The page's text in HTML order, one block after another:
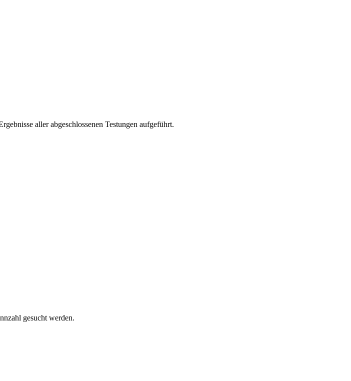
aller abgeschlossenen Testungen aufgeführt.
gesucht werden.